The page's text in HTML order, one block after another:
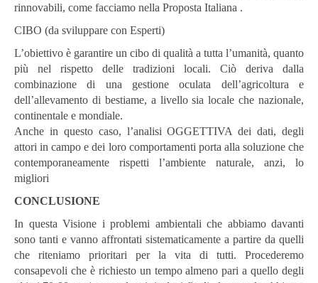
rinnovabili, come facciamo nella Proposta Italiana .
CIBO (da sviluppare con Esperti)
L’obiettivo è garantire un cibo di qualità a tutta l’umanità, quanto
più nel rispetto delle tradizioni locali. Ciò deriva dalla
combinazione di una gestione oculata dell’agricoltura e
dell’allevamento di bestiame, a livello sia locale che nazionale,
continentale e mondiale.
Anche in questo caso, l’analisi OGGETTIVA dei dati, degli
attori in campo e dei loro comportamenti porta alla soluzione che
contemporaneamente rispetti l’ambiente naturale, anzi, lo
migliori
CONCLUSIONE
In questa Visione i problemi ambientali che abbiamo davanti
sono tanti e vanno affrontati sistematicamente a partire da quelli
che riteniamo prioritari per la vita di tutti. Procederemo
consapevoli che è richiesto un tempo almeno pari a quello degli